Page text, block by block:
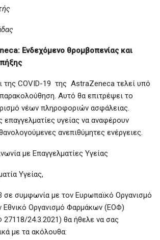
Ενδεχόμενο θρομβοπενίας και
της COVID-19 της AstraZeneca τελεί υπό
Αυτό θα επιτρέψει το
νέων πληροφοριών ασφάλειας.
επαγγελματίες υγείας να αναφέρουν
ανεπιθύμητες ενέργειες.
με Επαγγελματίες Υγείας
Υγείας,
συμφωνία με τον Ευρωπαϊκό Οργανισμό
Εθνικό Οργανισμό Φαρμάκων (ΕΟΦ)
24.3.2021) θα ήθελε να σας
με τα ακόλουθα: